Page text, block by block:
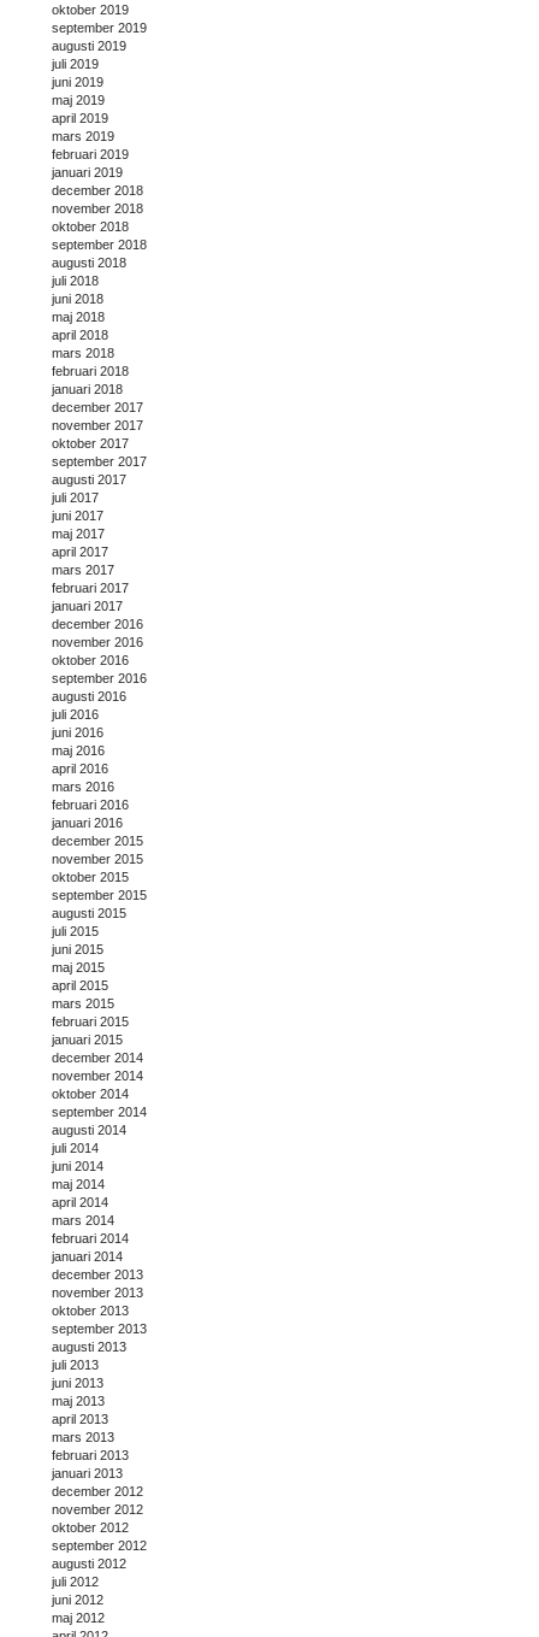
oktober 2019
september 2019
augusti 2019
juli 2019
juni 2019
maj 2019
april 2019
mars 2019
februari 2019
januari 2019
december 2018
november 2018
oktober 2018
september 2018
augusti 2018
juli 2018
juni 2018
maj 2018
april 2018
mars 2018
februari 2018
januari 2018
december 2017
november 2017
oktober 2017
september 2017
augusti 2017
juli 2017
juni 2017
maj 2017
april 2017
mars 2017
februari 2017
januari 2017
december 2016
november 2016
oktober 2016
september 2016
augusti 2016
juli 2016
juni 2016
maj 2016
april 2016
mars 2016
februari 2016
januari 2016
december 2015
november 2015
oktober 2015
september 2015
augusti 2015
juli 2015
juni 2015
maj 2015
april 2015
mars 2015
februari 2015
januari 2015
december 2014
november 2014
oktober 2014
september 2014
augusti 2014
juli 2014
juni 2014
maj 2014
april 2014
mars 2014
februari 2014
januari 2014
december 2013
november 2013
oktober 2013
september 2013
augusti 2013
juli 2013
juni 2013
maj 2013
april 2013
mars 2013
februari 2013
januari 2013
december 2012
november 2012
oktober 2012
september 2012
augusti 2012
juli 2012
juni 2012
maj 2012